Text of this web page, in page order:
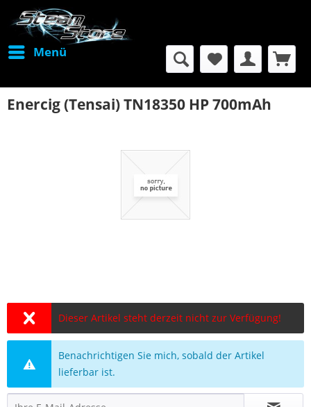
Menü
Enercig (Tensai) TN18350 HP 700mAh
Dieser Artikel steht derzeit nicht zur Verfügung!
Benachrichtigen Sie mich, sobald der Artikel
lieferbar ist.